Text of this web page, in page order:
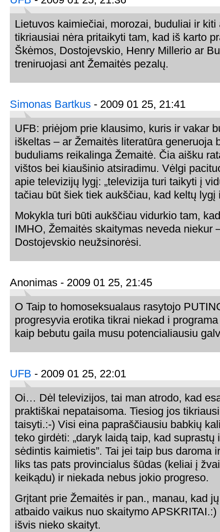
Lietuvos kaimiečiai, morozai, buduliai ir kiti
tikriausiai nėra pritaikyti tam, kad iš karto
Škėmos, Dostojevskio, Henry Millerio ar
treniruojasi ant Žemaitės pezalų.
Simonas Bartkus - 2009 01 25, 21:41
UFB: priėjom prie klausimo, kuris ir vakar
iškeltas – ar Žemaitės literatūra generuoja
buduliams reikalinga Žemaitė. Čia aišku
vištos bei kiaušinio atsiradimu. Vėlgi
apie televizijų lygį: „televizija turi taikyti į
tačiau būt šiek tiek aukščiau, kad keltų lygį
Mokykla turi būti aukščiau vidurkio tam,
IMHO, Žemaitės skaitymas neveda niekur
Dostojevskio neužsinorėsi.
Anonimas - 2009 01 25, 21:45
O Taip to homoseksualaus rasytojo
progresyvia erotika tikrai niekad i
kaip bebutu gaila musu potencialiausiu
UFB - 2009 01 25, 22:01
Oi… Dėl televizijos, tai man atrodo, kad
praktiškai nepataisoma. Tiesiog jos
taisyti.:-) Visi eina papraščiausiu babkių
teko girdėti: „daryk laidą taip, kad suprastų
sėdintis kaimietis”. Tai jei taip bus daroma
liks tas pats provincialus šūdas (keliai į
keikądu) ir niekada nebus jokio progreso.
Grįtant prie Žemaitės ir pan., manau, kad
atbaido vaikus nuo skaitymo
išvis nieko skaityt.